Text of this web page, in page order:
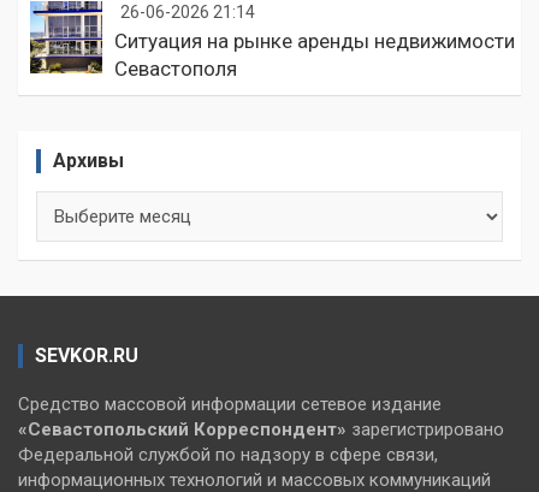
26-06-2026 21:14
Ситуация на рынке аренды недвижимости
Севастополя
Архивы
SEVKOR.RU
Средство массовой информации сетевое издание
«Севастопольский Корреспондент» зарегистрировано
Федеральной службой по надзору в сфере связи,
информационных технологий и массовых коммуникаций